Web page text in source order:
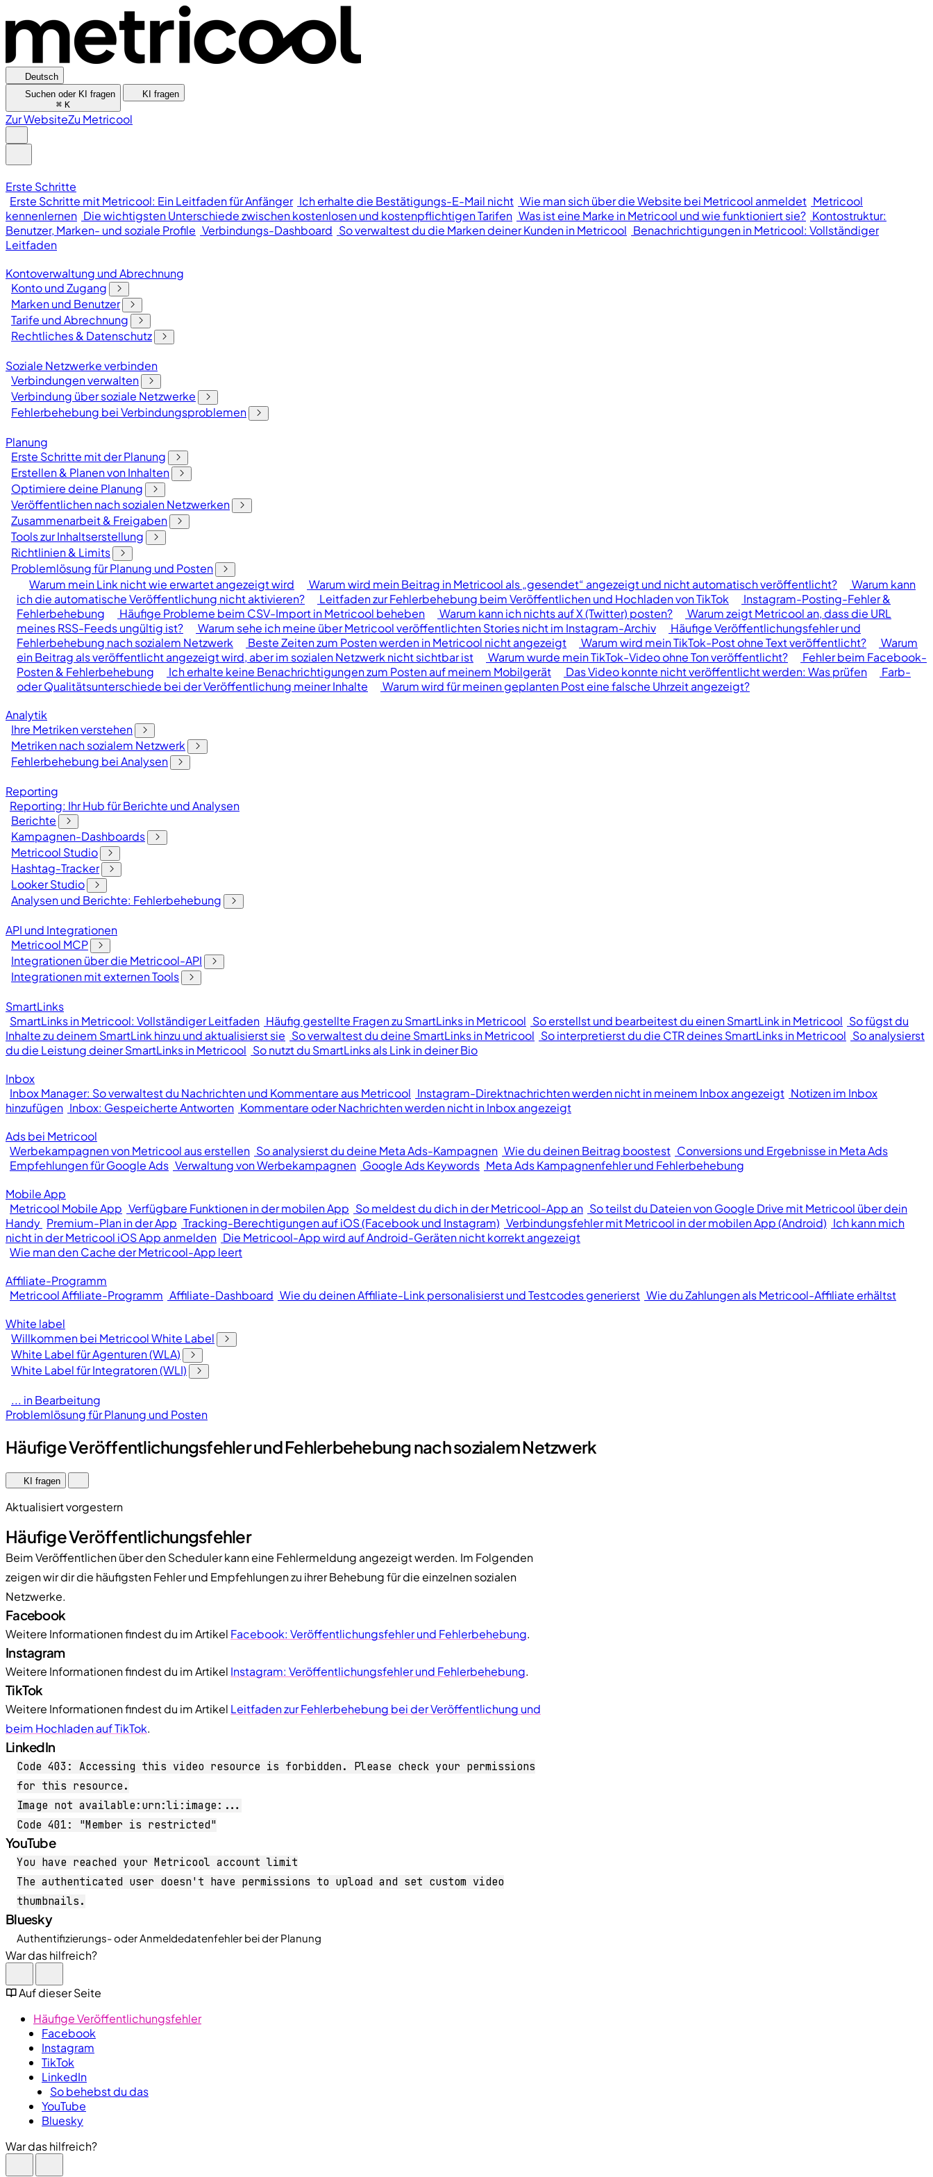
Deutsch
Suchen oder KI fragen
⌘ K
KI fragen
Zur WebsiteZu Metricool
Erste Schritte
Erste Schritte mit Metricool: Ein Leitfaden für Anfänger Ich erhalte die Bestätigungs-E-Mail nicht Wie man sich über die Website bei Metricool anmeldet Metricool
kennenlernen Die wichtigsten Unterschiede zwischen kostenlosen und kostenpflichtigen Tarifen Was ist eine Marke in Metricool und wie funktioniert sie? Kontostruktur:
Benutzer, Marken- und soziale Profile Verbindungs-Dashboard So verwaltest du die Marken deiner Kunden in Metricool Benachrichtigungen in Metricool: Vollständiger
Leitfaden
Kontoverwaltung und Abrechnung
Konto und Zugang
Marken und Benutzer
Tarife und Abrechnung
Rechtliches & Datenschutz
Soziale Netzwerke verbinden
Verbindungen verwalten
Verbindung über soziale Netzwerke
Fehlerbehebung bei Verbindungsproblemen
Planung
Erste Schritte mit der Planung
Erstellen & Planen von Inhalten
Optimiere deine Planung
Veröffentlichen nach sozialen Netzwerken
Zusammenarbeit & Freigaben
Tools zur Inhaltserstellung
Richtlinien & Limits
Problemlösung für Planung und Posten
Warum mein Link nicht wie erwartet angezeigt wird
Warum wird mein Beitrag in Metricool als „gesendet“ angezeigt und nicht automatisch veröffentlicht?
Warum kann
ich die automatische Veröffentlichung nicht aktivieren?
Leitfaden zur Fehlerbehebung beim Veröffentlichen und Hochladen von TikTok
Instagram-Posting-Fehler &
Fehlerbehebung
Häufige Probleme beim CSV-Import in Metricool beheben Warum kann ich nichts auf X (Twitter) posten?
Warum zeigt Metricool an, dass die URL
meines RSS-Feeds ungültig ist?
Warum sehe ich meine über Metricool veröffentlichten Stories nicht im Instagram-Archiv
Häufige Veröffentlichungsfehler und
Fehlerbehebung nach sozialem Netzwerk
Beste Zeiten zum Posten werden in Metricool nicht angezeigt Warum wird mein TikTok-Post ohne Text veröffentlicht?
Warum
ein Beitrag als veröffentlicht angezeigt wird, aber im sozialen Netzwerk nicht sichtbar ist
Warum wurde mein TikTok-Video ohne Ton veröffentlicht?
Fehler beim Facebook-
Posten & Fehlerbehebung
Ich erhalte keine Benachrichtigungen zum Posten auf meinem Mobilgerät Das Video konnte nicht veröffentlicht werden: Was prüfen
Farb-
oder Qualitätsunterschiede bei der Veröffentlichung meiner Inhalte
Warum wird für meinen geplanten Post eine falsche Uhrzeit angezeigt?
Analytik
Ihre Metriken verstehen
Metriken nach sozialem Netzwerk
Fehlerbehebung bei Analysen
Reporting
Reporting: Ihr Hub für Berichte und Analysen
Berichte
Kampagnen-Dashboards
Metricool Studio
Hashtag-Tracker
Looker Studio
Analysen und Berichte: Fehlerbehebung
API und Integrationen
Metricool MCP
Integrationen über die Metricool-API
Integrationen mit externen Tools
SmartLinks
SmartLinks in Metricool: Vollständiger Leitfaden Häufig gestellte Fragen zu SmartLinks in Metricool So erstellst und bearbeitest du einen SmartLink in Metricool So fügst du
Inhalte zu deinem SmartLink hinzu und aktualisierst sie So verwaltest du deine SmartLinks in Metricool So interpretierst du die CTR deines SmartLinks in Metricool So analysierst
du die Leistung deiner SmartLinks in Metricool So nutzt du SmartLinks als Link in deiner Bio
Inbox
Inbox Manager: So verwaltest du Nachrichten und Kommentare aus Metricool Instagram-Direktnachrichten werden nicht in meinem Inbox angezeigt Notizen im Inbox
hinzufügen Inbox: Gespeicherte Antworten Kommentare oder Nachrichten werden nicht in Inbox angezeigt
Ads bei Metricool
Werbekampagnen von Metricool aus erstellen So analysierst du deine Meta Ads-Kampagnen Wie du deinen Beitrag boostest Conversions und Ergebnisse in Meta Ads
Empfehlungen für Google Ads Verwaltung von Werbekampagnen Google Ads Keywords Meta Ads Kampagnenfehler und Fehlerbehebung
Mobile App
Metricool Mobile App Verfügbare Funktionen in der mobilen App So meldest du dich in der Metricool-App an So teilst du Dateien von Google Drive mit Metricool über dein
Handy Premium-Plan in der App Tracking-Berechtigungen auf iOS (Facebook und Instagram) Verbindungsfehler mit Metricool in der mobilen App (Android) Ich kann mich
nicht in der Metricool iOS App anmelden Die Metricool-App wird auf Android-Geräten nicht korrekt angezeigt
Wie man den Cache der Metricool-App leert
Affiliate-Programm
Metricool Affiliate-Programm Affiliate-Dashboard Wie du deinen Affiliate-Link personalisierst und Testcodes generierst Wie du Zahlungen als Metricool-Affiliate erhältst
White label
Willkommen bei Metricool White Label
White Label für Agenturen (WLA)
White Label für Integratoren (WLI)
... in Bearbeitung
Problemlösung für Planung und Posten
Häufige Veröffentlichungsfehler und Fehlerbehebung nach sozialem Netzwerk
KI fragen
Aktualisiert vorgestern
Häufige Veröffentlichungsfehler
Beim Veröffentlichen über den Scheduler kann eine Fehlermeldung angezeigt werden. Im Folgenden
zeigen wir dir die häufigsten Fehler und Empfehlungen zu ihrer Behebung für die einzelnen sozialen
Netzwerke.
Facebook
Weitere Informationen findest du im Artikel Facebook: Veröffentlichungsfehler und Fehlerbehebung.
Instagram
Weitere Informationen findest du im Artikel Instagram: Veröffentlichungsfehler und Fehlerbehebung.
TikTok
Weitere Informationen findest du im Artikel Leitfaden zur Fehlerbehebung bei der Veröffentlichung und
beim Hochladen auf TikTok.
LinkedIn
Code 403: Accessing this video resource is forbidden. Please check your permissions
for this resource.
Image not available:urn:li:image:...
Code 401: "Member is restricted"
YouTube
You have reached your Metricool account limit
The authenticated user doesn't have permissions to upload and set custom video
thumbnails.
Bluesky
Authentifizierungs- oder Anmeldedatenfehler bei der Planung
War das hilfreich?
Auf dieser Seite
Häufige Veröffentlichungsfehler
Facebook
Instagram
TikTok
LinkedIn
So behebst du das
YouTube
Bluesky
War das hilfreich?